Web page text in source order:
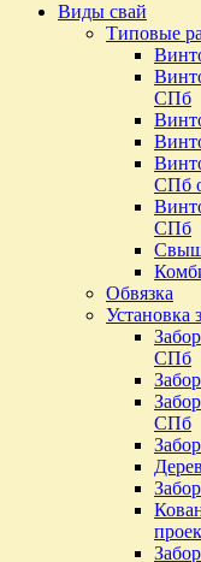
Виды свай
Типовые
СПб
СПб
СПб
Обвязка
Установка
СПб
СПб